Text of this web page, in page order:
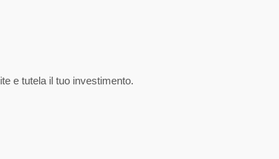
e tutela il tuo investimento.